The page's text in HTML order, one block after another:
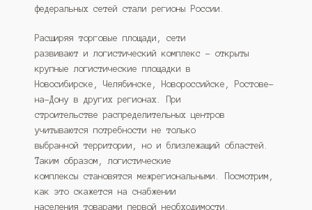
федеральных сетей стали регионы России.
Расширяя торговые площади, сети
развивают и логистический комплекс – открыты
крупные логистические площадки в
Новосибирске, Челябинске, Новороссийске, Ростове-
на-Дону в других регионах. При
строительстве распределительных центров
учитываются потребности не только
выбранной территории, но и близлежащий областей.
Таким образом, логистические
комплексы становятся межрегиональными. Посмотрим,
как это скажется на снабжении
населения товарами первой необходимости.